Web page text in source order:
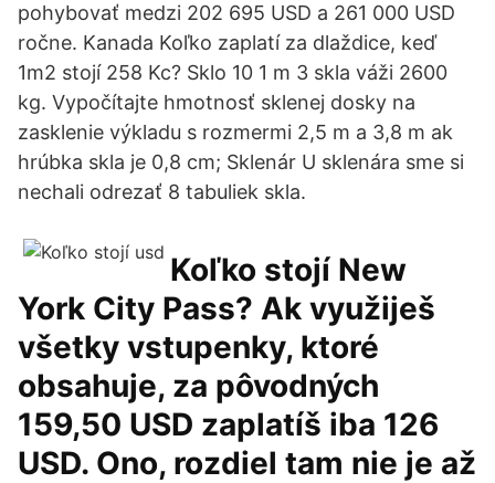
pohybovať medzi 202 695 USD a 261 000 USD
ročne. Kanada Koľko zaplatí za dlaždice, keď
1m2 stojí 258 Kc? Sklo 10 1 m 3 skla váži 2600
kg. Vypočítajte hmotnosť sklenej dosky na
zasklenie výkladu s rozmermi 2,5 m a 3,8 m ak
hrúbka skla je 0,8 cm; Sklenár U sklenára sme si
nechali odrezať 8 tabuliek skla.
Koľko stojí New
York City Pass? Ak využiješ
všetky vstupenky, ktoré
obsahuje, za pôvodných
159,50 USD zaplatíš iba 126
USD. Ono, rozdiel tam nie je až